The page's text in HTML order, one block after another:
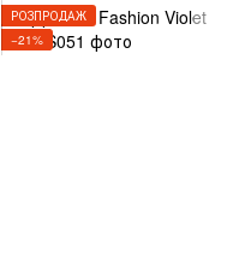
РОЗПРОДАЖ
−21%